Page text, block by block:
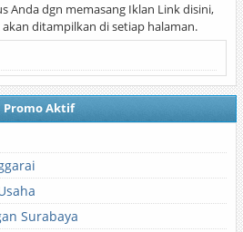
Anda dgn memasang Iklan Link disini,
akan ditampilkan di setiap halaman.
Promo Aktif
Surabaya